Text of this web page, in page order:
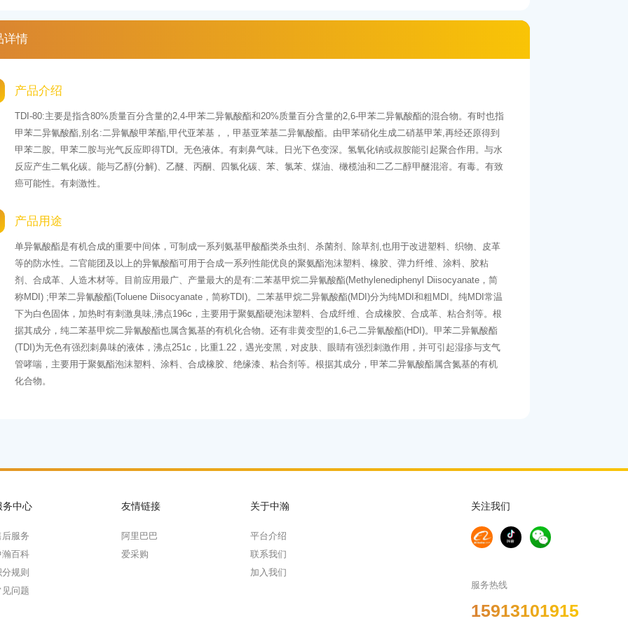
详情
产品介绍
TDI-80:主要是指含80%质量百分含量的2,4-甲苯二异氰酸酯和20%质量百分含量的2,6-甲苯二异氰酸酯的混合物。有时也指
甲苯二异氰酸酯,别名:二异氰酸甲苯酯,甲代亚苯基，，甲基亚苯基二异氰酸酯。由甲苯硝化生成二硝基甲苯,再经还原得到
甲苯二胺。甲苯二胺与光气反应即得TDl。无色液体。有刺鼻气味。日光下色变深。氢氧化钠或叔胺能引起聚合作用。与水
反应产生二氧化碳。能与乙醇(分解)、乙醚、丙酮、四氯化碳、苯、氯苯、煤油、橄榄油和二乙二醇甲醚混溶。有毒。有致
癌可能性。有刺激性。
产品用途
单异氰酸酯是有机合成的重要中间体，可制成一系列氨基甲酸酯类杀虫剂、杀菌剂、除草剂,也用于改进塑料、织物、皮革
等的防水性。二官能团及以上的异氰酸酯可用于合成一系列性能优良的聚氨酯泡沫塑料、橡胶、弹力纤维、涂料、胶粘
剂、合成革、人造木材等。目前应用最广、产量最大的是有:二苯基甲烷二异氰酸酯(Methylenediphenyl Diisocyanate，简
称MDI) ;甲苯二异氰酸酯(Toluene Diisocyanate，简称TDI)。二苯基甲烷二异氰酸酯(MDI)分为纯MDI和粗MDI。纯MDI常温
下为白色固体，加热时有刺激臭味,沸点196c，主要用于聚氨酯硬泡沫塑料、合成纤维、合成橡胶、合成革、粘合剂等。根
据其成分，纯二苯基甲烷二异氰酸酯也属含氮基的有机化合物。还有非黄变型的1,6-己二异氰酸酯(HDI)。甲苯二异氰酸酯
(TDI)为无色有强烈刺鼻味的液体，沸点251c，比重1.22，遇光变黑，对皮肤、眼睛有强烈刺激作用，并可引起湿疹与支气
管哮喘，主要用于聚氨酯泡沫塑料、涂料、合成橡胶、绝缘漆、粘合剂等。根据其成分，甲苯二异氰酸酯属含氮基的有机
化合物。
务中心
后服务
瀚百科
规则
见问题
友情链接
阿里巴巴
爱采购
关于中瀚
平台介绍
联系我们
加入我们
关注我们
服务热线
15913101915